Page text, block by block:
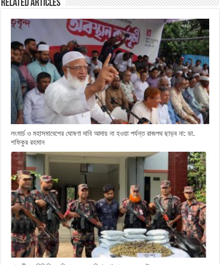
Related Articles
লংমার্চ ও মহাসমাবেশের ঘোষণা দাবি আদায় না হওয়া পর্যন্ত রাজপথ ছাড়ব না: ডা.
শফিকুর রহমান